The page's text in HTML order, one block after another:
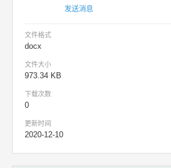
发送消息
文件格式
docx
文件大小
973.34 KB
下载次数
0
更新时间
2020-12-10